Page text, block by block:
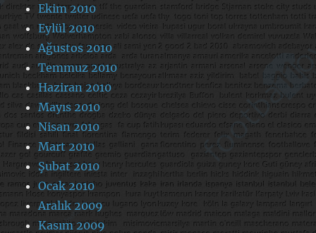
Ekim 2010
Eylül 2010
Ağustos 2010
Temmuz 2010
Haziran 2010
Mayıs 2010
Nisan 2010
Mart 2010
Şubat 2010
Ocak 2010
Aralık 2009
Kasım 2009